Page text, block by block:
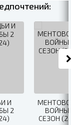
И
2
ВОЙНЫ
СЕЗОН